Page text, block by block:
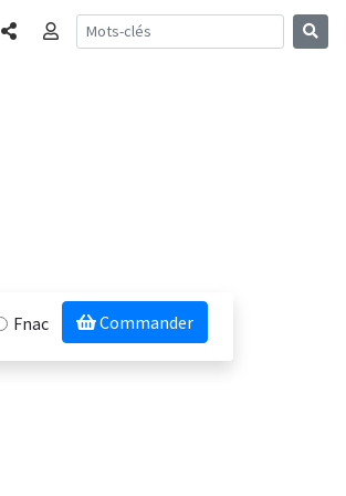
PartagerConnexion
Fnac Commander